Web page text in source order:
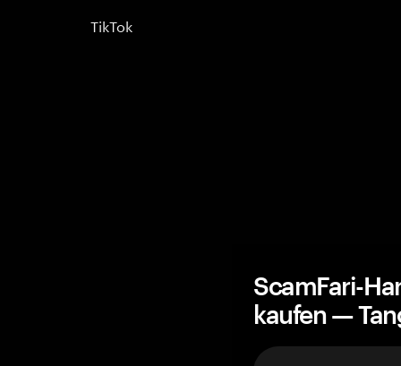
TikTok
ScamFari-
kaufen —